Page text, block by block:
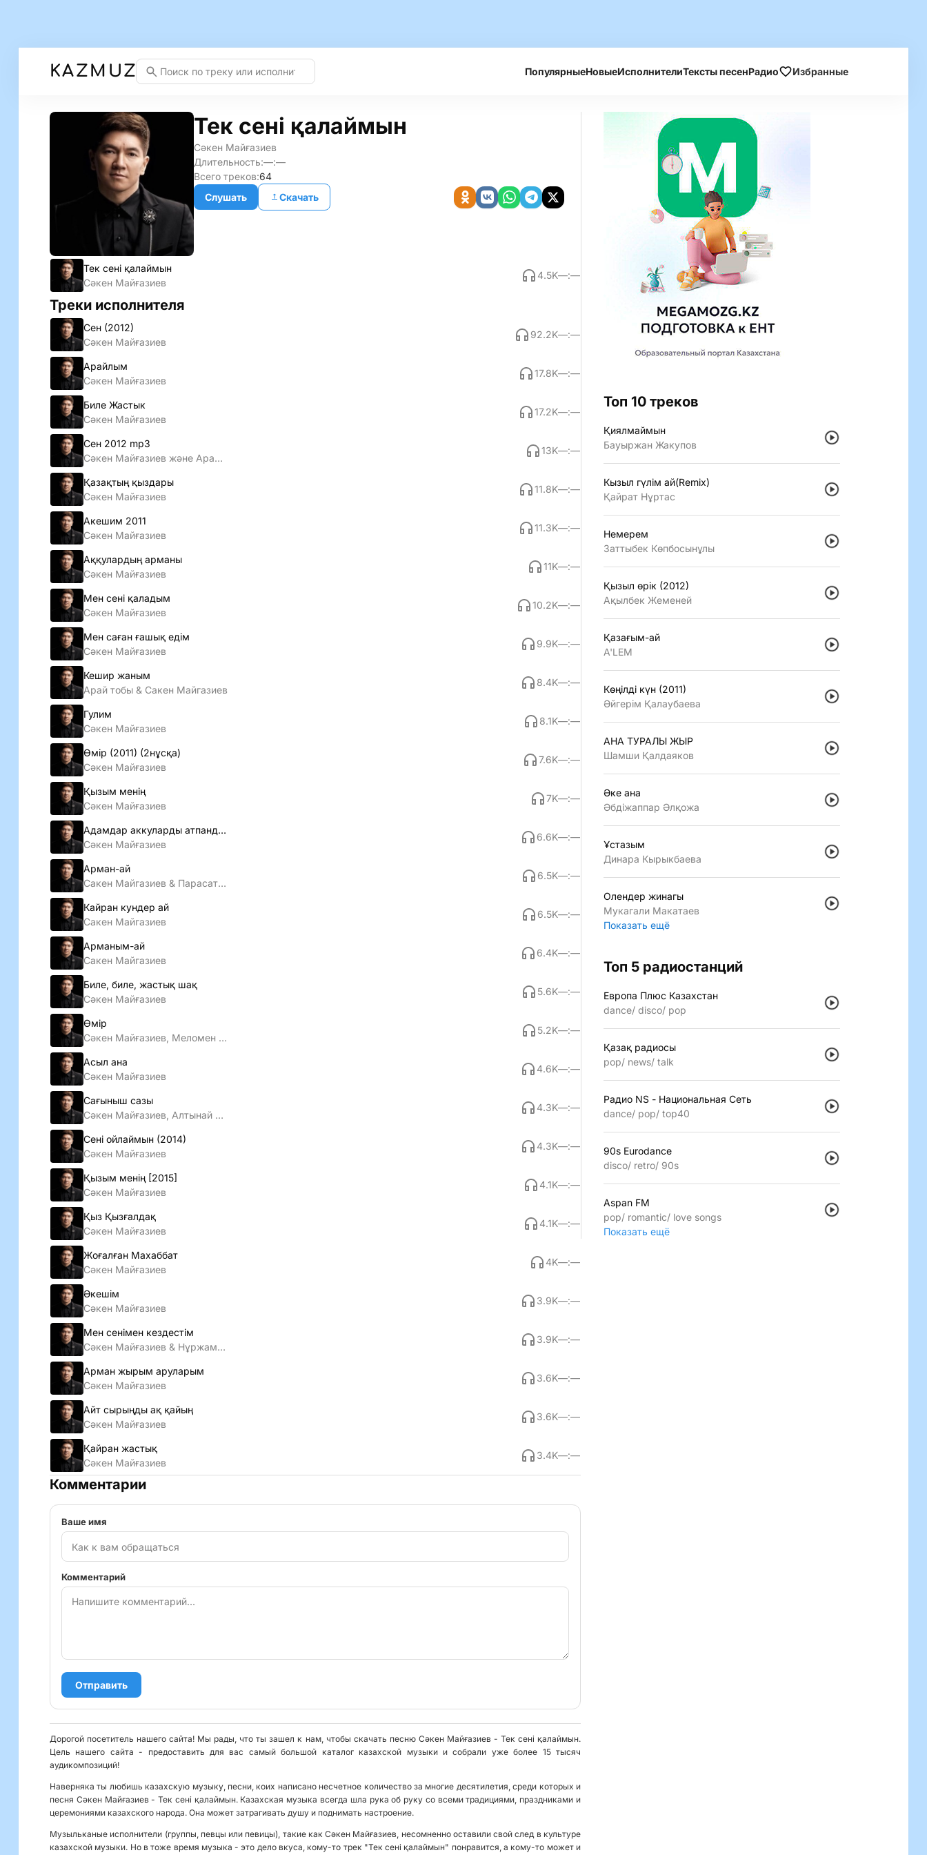
KAZMUZ ПопулярныеНовыеИсполнителиТексты песенРадио Избранные
Тек сені қалаймын
Сәкен Майғазиев
Длительность:—:—
Всего треков:64
Слушать
Скачать
Тек сені қалаймын
Сәкен Майғазиев
4.5K—:—
Треки исполнителя
Сен (2012)
Сәкен Майғазиев
92.2K—:—
Арайлым
Сәкен Майғазиев
17.8K—:—
Биле Жастык
Сәкен Майғазиев
17.2K—:—
Сен 2012 mp3
Сәкен Майғазиев және Арай тобы
13K—:—
Қазақтың қыздары
Сәкен Майғазиев
11.8K—:—
Акешим 2011
Сәкен Майғазиев
11.3K—:—
Аққулардың арманы
Сәкен Майғазиев
11K—:—
Мен сенi қаладым
Сәкен Майғазиев
10.2K—:—
Мен саған ғашық едiм
Сәкен Майғазиев
9.9K—:—
Кешир жаным
Арай тобы & Сакен Майгазиев
8.4K—:—
Гулим
Сәкен Майғазиев
8.1K—:—
Өмiр (2011) (2нұсқа)
Сәкен Майғазиев
7.6K—:—
Қызым менің
Сәкен Майғазиев
7K—:—
Адамдар аккуларды атпандаршы
Сәкен Майғазиев
6.6K—:—
Арман-ай
Сакен Майгазиев & Парасат тобы
6.5K—:—
Кайран кундер ай
Сакен Майгазиев
6.5K—:—
Арманым-ай
Сакен Майгазиев
6.4K—:—
Биле, биле, жастық шақ
Сәкен Майғазиев
5.6K—:—
Өмір
Сәкен Майғазиев, Меломен тобы
5.2K—:—
Асыл ана
Сәкен Майғазиев
4.6K—:—
Сағыныш сазы
Сәкен Майғазиев, Алтынай Жорабаева
4.3K—:—
Сенi ойлаймын (2014)
Сәкен Майғазиев
4.3K—:—
Қызым менiң [2015]
Сәкен Майғазиев
4.1K—:—
Қыз Қызғалдақ
Сәкен Майғазиев
4.1K—:—
Жоғалған Махаббат
Сәкен Майғазиев
4K—:—
Әкешім
Сәкен Майғазиев
3.9K—:—
Мен сенiмен кездестiм
Сәкен Майғазиев & Нұржамал Үсенбаева
3.9K—:—
Арман жырым аруларым
Сәкен Майғазиев
3.6K—:—
Айт сырыңды ақ қайың
Сәкен Майғазиев
3.6K—:—
Қайран жастық
Сәкен Майғазиев
3.4K—:—
Комментарии
Ваше имя
Комментарий
Отправить
Дорогой посетитель нашего сайта! Мы рады, что ты зашел к нам, чтобы скачать песню Сәкен Майғазиев - Тек сені қалаймын.
Цель нашего сайта - предоставить для вас самый большой каталог казахской музыки и собрали уже более 15 тысяч
аудикомпозиций!
Наверняка ты любишь казахскую музыку, песни, коих написано несчетное количество за многие десятилетия, среди которых и
песня Сәкен Майғазиев - Тек сені қалаймын. Казахская музыка всегда шла рука об руку со всеми традициями, праздниками и
церемониями казахского народа. Она может затрагивать душу и поднимать настроение.
Музыльканые исполнители (группы, певцы или певицы), такие как Сәкен Майғазиев, несомненно оставили свой след в культуре
казахской музыки. Но в тоже время музыка - это дело вкуса, кому-то трек "Тек сені қалаймын" понравится, а кому-то может и
Топ 10 треков
Қиялмаймын
Бауыржан Жакупов
Кызыл гүлiм ай(Remix)
Қайрат Нұртас
Немерем
Заттыбек Көпбосынұлы
Қызыл өрiк (2012)
Ақылбек Жеменей
Қазағым-ай
A'LEM
Көңiлдi күн (2011)
Әйгерiм Қалаубаева
АНА ТУРАЛЫ ЖЫР
Шамши Қалдаяков
Әке ана
Әбдiжаппар Әлқожа
Ұстазым
Динара Кырыкбаева
Олендер жинагы
Мукагали Макатаев
Показать ещё
Топ 5 радиостанций
Европа Плюс Казахстан
dance disco pop
Қазақ радиосы
pop
news talk
Радио NS - Национальная Сеть
dance pop top40
90s Eurodance
disco retro 90s
Aspan FM
pop
romantic
love songs
Показать ещё